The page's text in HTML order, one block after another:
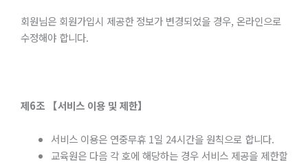
회원님은 회원가입시 제공한 정보가 변경되었을 경우, 온라인으로
수정해야 합니다.
제6조 【서비스 이용 및 제한】
서비스 이용은 연중무휴 1일 24시간을 원칙으로 합니다.
교육원은 다음 각 호에 해당하는 경우 서비스 제공을 제한할